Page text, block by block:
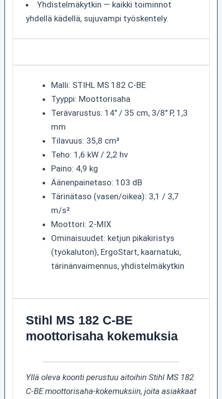
Yhdistelmäkytkin — kaikki toiminnot
yhdellä kädellä, sujuvampi työskentely.
Malli: STIHL MS 182 C-BE
Tyyppi: Moottorisaha
Terävarustus: 14" / 35 cm, 3/8" P, 1,3
mm
Tilavuus: 35,8 cm³
Teho: 1,6 kW / 2,2 hv
Paino: 4,9 kg
Äänenpainetaso: 103 dB
Tärinätaso (vasen/oikea): 3,1 / 3,7
m/s²
Moottori: 2-MIX
Ominaisuudet: ketjun pikakiristys
(työkaluton), ErgoStart, kaarnatuki,
tärinänvaimennus, yhdistelmäkytkin
Stihl MS 182 C-BE
moottorisaha kokemuksia
Yllä oleva koonti perustuu aitoihin Stihl MS 182
C-BE moottorisaha-kokemuksiin, joita asiakkaat